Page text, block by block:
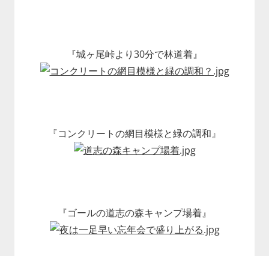
『城ヶ尾峠より30分で林道着』
『コンクリートの網目模様と緑の調和』
『ゴールの道志の森キャンプ場着』